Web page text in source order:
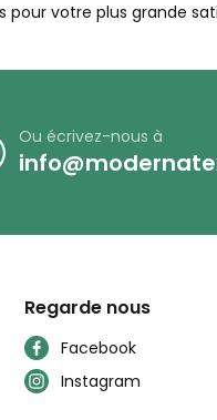
pour votre plus grande
Ou écrivez-nous à
Regarde nous
Facebook
Instagram